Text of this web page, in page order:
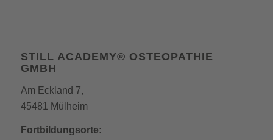
STILL ACADEMY® OSTEOPATHIE
GMBH
Am Eckland 7,
45481 Mülheim
Fortbildungsorte: